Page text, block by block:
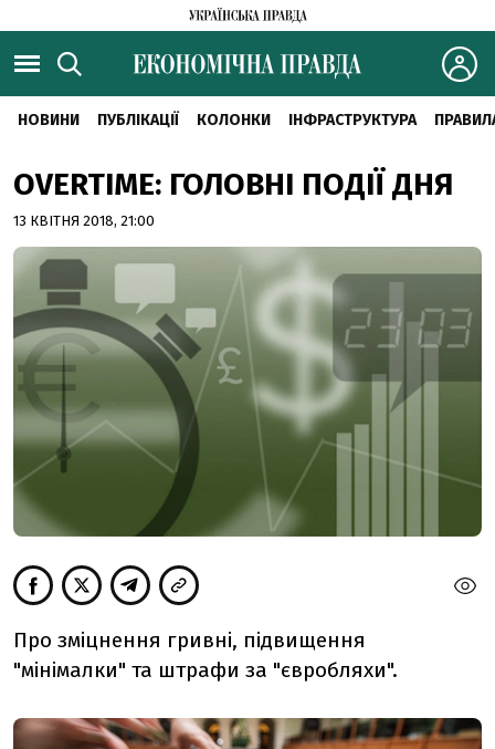
НОВИНИ ПУБЛІКАЦІЇ КОЛОНКИ ІНФРАСТРУКТУРА
OVERTIME: ГОЛОВНІ ПОДІЇ ДНЯ
13 КВІТНЯ 2018, 21:00
Про зміцнення гривні, підвищення
"мінімалки" та штрафи за "євробляхи".